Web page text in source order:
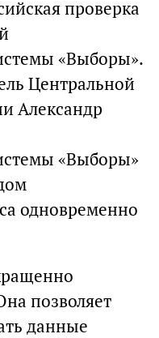
проверка
«Выборы».
Центральной
Александр
«Выборы»
одновременно
позволяет
данные